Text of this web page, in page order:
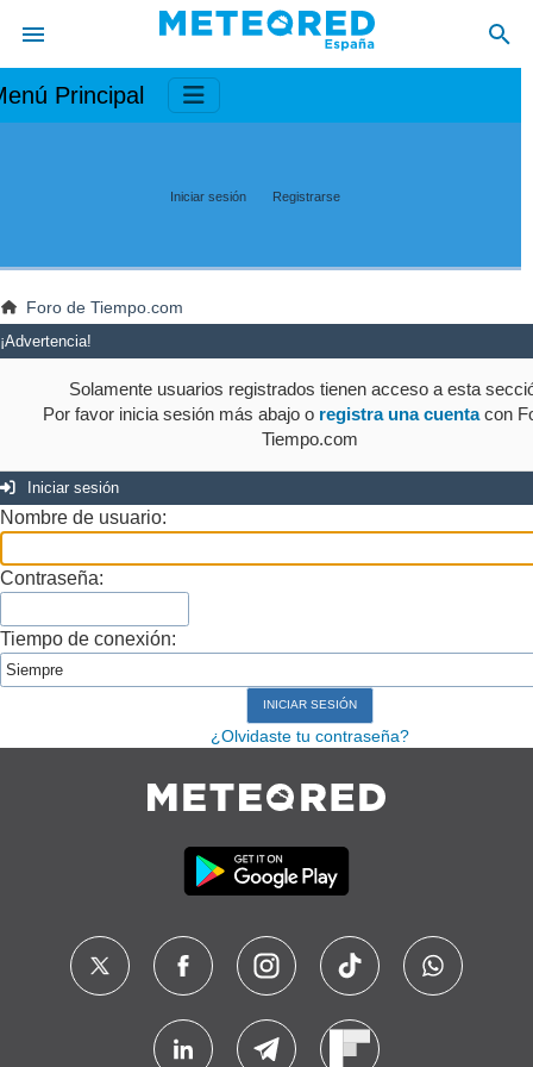
Principal
Iniciar sesión Registrarse
Foro de Tiempo.com
¡Advertencia!
Solamente usuarios registrados tienen acceso a esta
Por favor inicia sesión más abajo o registra una cuentacon
Tiempo.com
Iniciar sesión
Nombre de usuario:
Contraseña:
Tiempo de conexión:
¿Olvidaste tu contraseña?